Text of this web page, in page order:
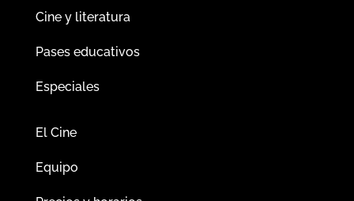
Cine y literatura
Pases educativos
Especiales
El Cine
Equipo